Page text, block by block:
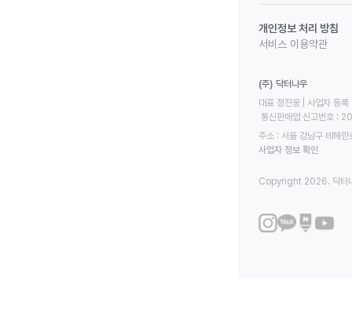
개인정보 처리 방침
서비스 이용약관
(주) 닥터나우
대표 정진웅 | 사업자
통신판매업 신고번호
주소 : 서울 강남구 테헤
사업자 정보 확인
Copyright 2026. 닥터